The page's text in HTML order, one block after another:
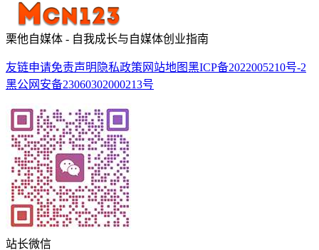
栗他自媒体 - 自我成长与自媒体创业指南
友链申请免责声明 隐私政策 网站地图黑ICP备2022005210号-2
黑公网安备23060302000213号
站长微信